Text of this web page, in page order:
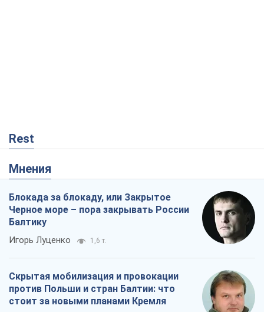
Rest
Мнения
Блокада за блокаду, или Закрытое
Черное море – пора закрывать России
Балтику
Игорь Луценко 1,6 т.
Скрытая мобилизация и провокации
против Польши и стран Балтии: что
стоит за новыми планами Кремля